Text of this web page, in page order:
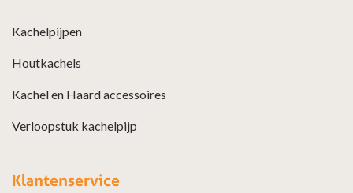
Kachelpijpen
Houtkachels
Kachel en Haard accessoires
Verloopstuk kachelpijp
Klantenservice